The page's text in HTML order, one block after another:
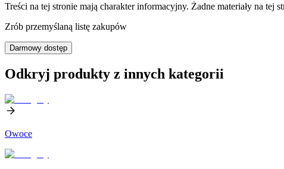
Treści na tej stronie mają charakter informacyjny. Żadne materiały na tej
Zrób przemyślaną listę zakupów
Darmowy dostęp
Odkryj produkty z innych kategorii
Owoce